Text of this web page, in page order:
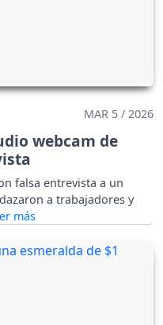
MAR 5 / 2026
webcam de
falsa entrevista a un
a trabajadores y